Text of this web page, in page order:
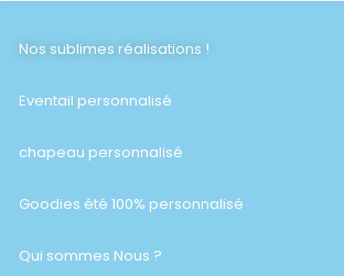
Nos sublimes réalisations !
Eventail personnalisé
chapeau personnalisé
Goodies été 100% personnalisé
Qui sommes Nous ?